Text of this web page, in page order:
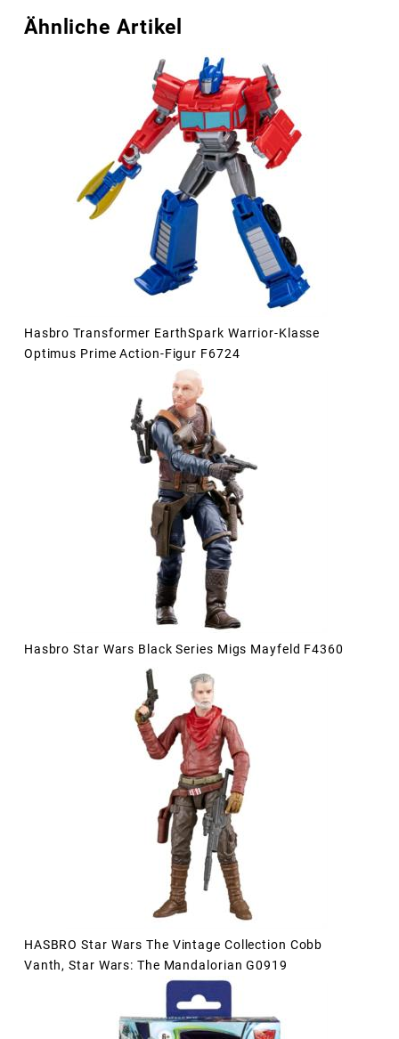
Ähnliche Artikel
Hasbro Transformer EarthSpark Warrior-Klasse
Optimus Prime Action-Figur F6724
Hasbro Star Wars Black Series Migs Mayfeld F4360
HASBRO Star Wars The Vintage Collection Cobb
Vanth, Star Wars: The Mandalorian G0919